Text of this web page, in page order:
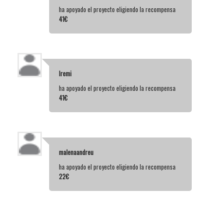
ha apoyado el proyecto eligiendo la recompensa
41€
Iremi
ha apoyado el proyecto eligiendo la recompensa
41€
malenaandreu
ha apoyado el proyecto eligiendo la recompensa
22€